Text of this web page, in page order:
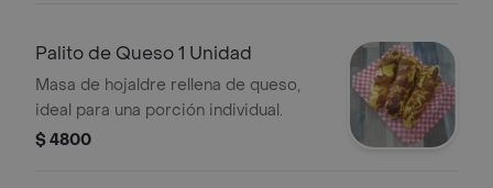
Palito de Queso 1 Unidad
Masa de hojaldre rellena de queso,
ideal para una porción individual.
$ 4800